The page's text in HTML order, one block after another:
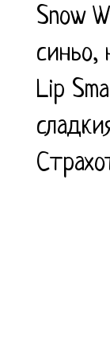
Snow
синьо,
Lip